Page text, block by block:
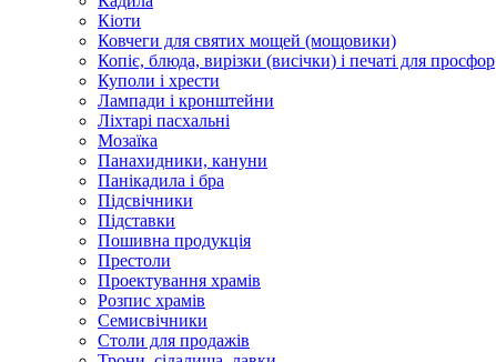
Кіоти
Ковчеги для святих мощей (мощовики)
Копіє, блюда, вирізки (висічки) і печаті для просфор
Куполи і хрести
Лампади і кронштейни
Ліхтарі пасхальні
Мозаїка
Панахидники, кануни
Панікадила і бра
Підсвічники
Підставки
Пошивна продукція
Престоли
Проектування храмів
Розпис храмів
Семисвічники
Столи для продажів